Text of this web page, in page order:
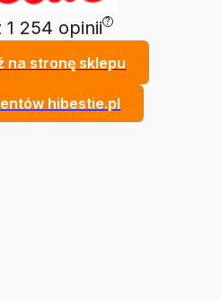
1 254 opinii ?
na stronę sklepu
hibestie.pl